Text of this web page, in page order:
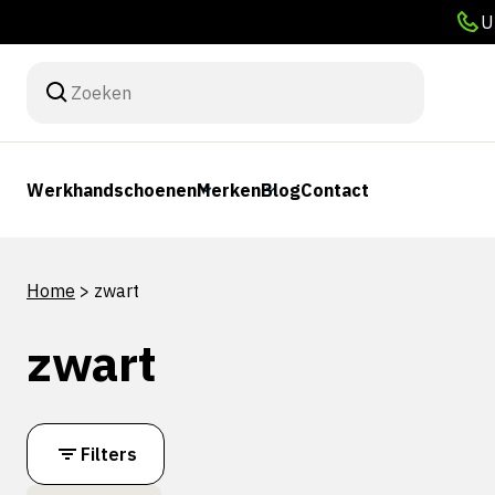
WerkhandschoenenMerkenBlogContact
Home > zwart
zwart
Filters